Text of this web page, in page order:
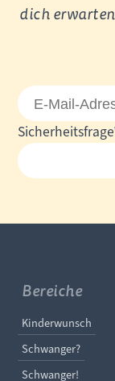
dich
E-
Mail-
Adresse
Pflichtfeld
Sicherheitsfrage
Bereiche
Navigation
Kinderwunsch
Schwanger?
Schwanger!